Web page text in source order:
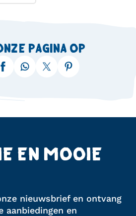
PAGINA OP
EN MOOIE
nieuwsbrief en ontvang
aanbiedingen en